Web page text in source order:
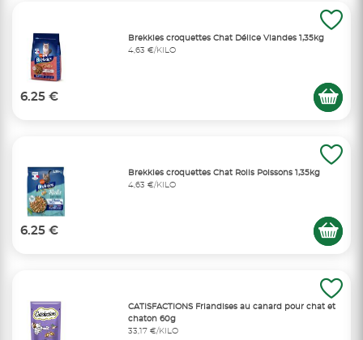
Brekkies croquettes Chat Délice Viandes 1,35kg
4,63 €/KILO
6.25 €
Brekkies croquettes Chat Rolls Poissons 1,35kg
4,63 €/KILO
6.25 €
CATISFACTIONS Friandises au canard pour chat et
chaton 60g
33,17 €/KILO